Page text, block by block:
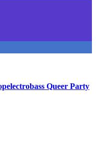
Queer Party